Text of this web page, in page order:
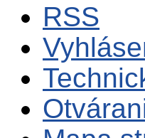
RSS